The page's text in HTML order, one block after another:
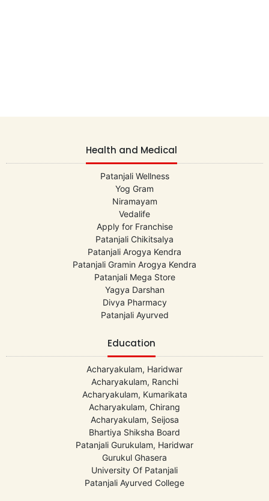
Health and Medical
Patanjali Wellness
Yog Gram
Niramayam
Vedalife
Apply for Franchise
Patanjali Chikitsalya
Patanjali Arogya Kendra
Patanjali Gramin Arogya Kendra
Patanjali Mega Store
Yagya Darshan
Divya Pharmacy
Patanjali Ayurved
Education
Acharyakulam, Haridwar
Acharyakulam, Ranchi
Acharyakulam, Kumarikata
Acharyakulam, Chirang
Acharyakulam, Seijosa
Bhartiya Shiksha Board
Patanjali Gurukulam, Haridwar
Gurukul Ghasera
University Of Patanjali
Patanjali Ayurved College